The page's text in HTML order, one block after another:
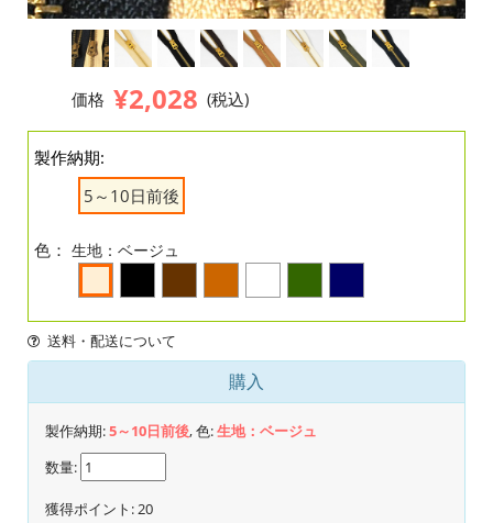
価格 ¥2,028 (税込)
製作納期:
5～10日前後
色： 生地：ベージュ
送料・配送について
購入
製作納期:5～10日前後, 色:生地：ベージュ
数量:
獲得ポイント:20